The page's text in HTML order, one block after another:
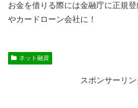
お金を借りる際には金融庁に正規
やカードローン会社に！
ネット融資
スポンサーリン